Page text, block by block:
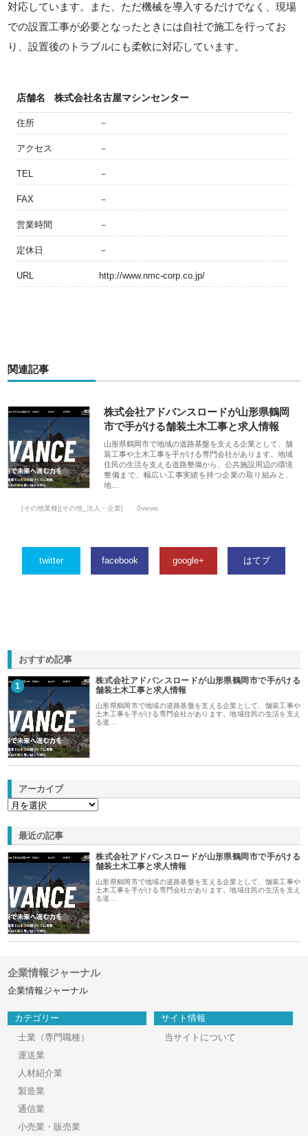
対応しています。また、ただ機械を導入するだけでなく、現場
での設置工事が必要となったときには自社で施工を行ってお
り、設置後のトラブルにも柔軟に対応しています。
店舗名 株式会社名古屋マシンセンター
住所 －
アクセス －
TEL －
FAX －
営業時間 －
定休日 －
URL http://www.nmc-corp.co.jp/
関連記事
株式会社アドバンスロードが山形県鶴岡
市で手がける舗装土木工事と求人情報
山形県鶴岡市で地域の道路基盤を支える企業として、舗
装工事や土木工事を手がける専門会社があります。地域
住民の生活を支える道路整備から、公共施設周辺の環境
整備まで、幅広い工事実績を持つ企業の取り組みと、
地…
[その他業種][その他_法人・企業] 0views
twitter facebook google+ はてブ
おすすめ記事
1
株式会社アドバンスロードが山形県鶴岡市で手がける
舗装土木工事と求人情報
山形県鶴岡市で地域の道路基盤を支える企業として、舗装工事や
土木工事を手がける専門会社があります。地域住民の生活を支え
る道…
アーカイブ
最近の記事
株式会社アドバンスロードが山形県鶴岡市で手がける
舗装土木工事と求人情報
山形県鶴岡市で地域の道路基盤を支える企業として、舗装工事や
土木工事を手がける専門会社があります。地域住民の生活を支え
る道…
企業情報ジャーナル
企業情報ジャーナル
カテゴリー
士業（専門職種）
運送業
人材紹介業
製造業
通信業
小売業・販売業
サイト情報
当サイトについて